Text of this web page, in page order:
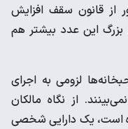
از قانون سقف افزایش
بزرگ این عدد بیشتر هم
لزومی به اجرای
از نگاه مالکان
است، یک دارایی شخصی